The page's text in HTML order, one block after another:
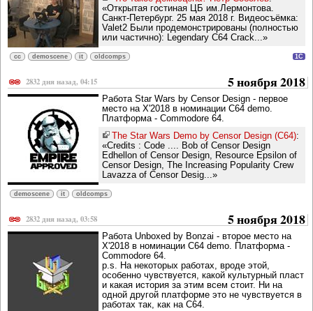
«Открытая гостиная ЦБ им.Лермонтова.
Санкт-Петербург. 25 мая 2018 г. Видеосъёмка:
Valet2 Были продемонстрированы (полностью
или частично): Legendary C64 Crack...»
cc demoscene it oldcomps 1C
2832 дня назад, 04:15 5 ноября 2018
Работа Star Wars by Censor Design - первое
место на X'2018 в номинации C64 demo.
Платформа - Commodore 64.
The Star Wars Demo by Censor Design (C64):
«Credits : Code .... Bob of Censor Design
Edhellon of Censor Design, Resource Epsilon of
Censor Design, The Increasing Popularity Crew
Lavazza of Censor Desig...»
demoscene it oldcomps
2832 дня назад, 03:58 5 ноября 2018
Работа Unboxed by Bonzai - второе место на
X'2018 в номинации C64 demo. Платформа -
Commodore 64.
p.s. На некоторых работах, вроде этой,
особенно чувствуется, какой культурный пласт
и какая история за этим всем стоит. Ни на
одной другой платформе это не чувствуется в
работах так, как на C64.